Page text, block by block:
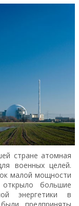
стране атомная
военных целей.
малой мощности
большие
энергетики в